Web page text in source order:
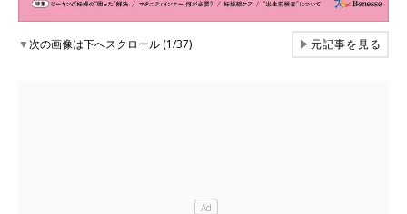
▼次の画像は下へスクロール (1/37) ▶元記事を見る